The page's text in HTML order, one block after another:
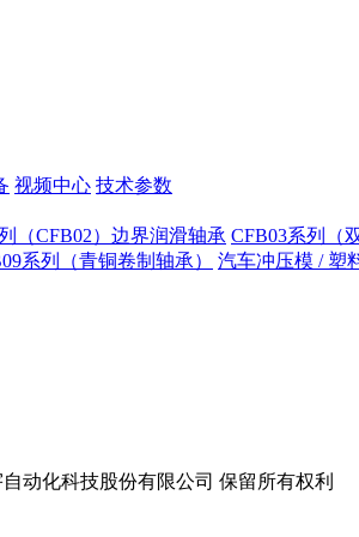
视频中心 技术参数
（CFB02）边界润滑轴承 CFB03系列（
系列（青铜卷制轴承）
汽车冲压模 / 塑
自动化科技股份有限公司 保留所有权利